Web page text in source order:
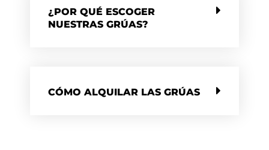
¿POR QUÉ ESCOGER
NUESTRAS GRÚAS?
CÓMO ALQUILAR LAS GRÚAS